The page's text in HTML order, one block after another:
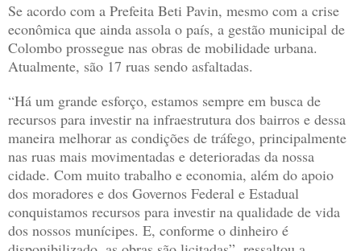
Se acordo com a Prefeita Beti Pavin, mesmo com a crise
econômica que ainda assola o país, a gestão municipal de
Colombo prossegue nas obras de mobilidade urbana.
Atualmente, são 17 ruas sendo asfaltadas.
“Há um grande esforço, estamos sempre em busca de
recursos para investir na infraestrutura dos bairros e dessa
maneira melhorar as condições de tráfego, principalmente
nas ruas mais movimentadas e deterioradas da nossa
cidade. Com muito trabalho e economia, além do apoio
dos moradores e dos Governos Federal e Estadual
conquistamos recursos para investir na qualidade de vida
dos nossos munícipes. E, conforme o dinheiro é